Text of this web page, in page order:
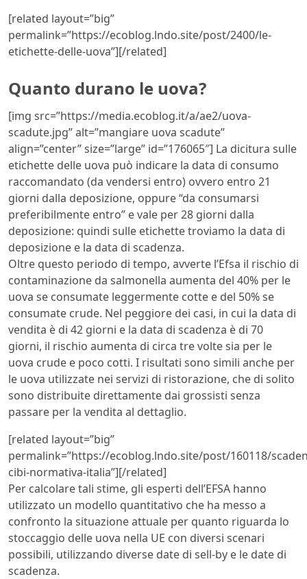
[related layout=”big”
permalink=”https://ecoblog.lndo.site/post/2400/le-
etichette-delle-uova”][/related]
Quanto durano le uova?
[img src=”https://media.ecoblog.it/a/ae2/uova-
scadute.jpg” alt=”mangiare uova scadute”
align=”center” size=”large” id=”176065″] La dicitura sulle
etichette delle uova può indicare la data di consumo
raccomandato (da vendersi entro) ovvero entro 21
giorni dalla deposizione, oppure “da consumarsi
preferibilmente entro” e vale per 28 giorni dalla
deposizione: quindi sulle etichette troviamo la data di
deposizione e la data di scadenza.
Oltre questo periodo di tempo, avverte l’Efsa il rischio di
contaminazione da salmonella aumenta del 40% per le
uova se consumate leggermente cotte e del 50% se
consumate crude. Nel peggiore dei casi, in cui la data di
vendita è di 42 giorni e la data di scadenza è di 70
giorni, il rischio aumenta di circa tre volte sia per le
uova crude e poco cotti. I risultati sono simili anche per
le uova utilizzate nei servizi di ristorazione, che di solito
sono distribuite direttamente dai grossisti senza
passare per la vendita al dettaglio.
[related layout=”big”
permalink=”https://ecoblog.lndo.site/post/160118/
cibi-normativa-italia”][/related]
Per calcolare tali stime, gli esperti dell’EFSA hanno
utilizzato un modello quantitativo che ha messo a
confronto la situazione attuale per quanto riguarda lo
stoccaggio delle uova nella UE con diversi scenari
possibili, utilizzando diverse date di sell-by e le date di
scadenza.